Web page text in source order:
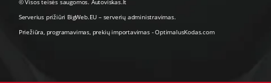
© Visos teisės saugomos. Autoviskas.lt
Serverius prižiūri BigWeb.EU – serverių administravimas.
Priežiūra, programavimas, prekių importavimas-OptimalusKodas.com